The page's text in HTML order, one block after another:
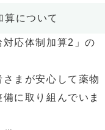
算について
応体制加算2」の
まが安心して薬物
に取り組んでいま